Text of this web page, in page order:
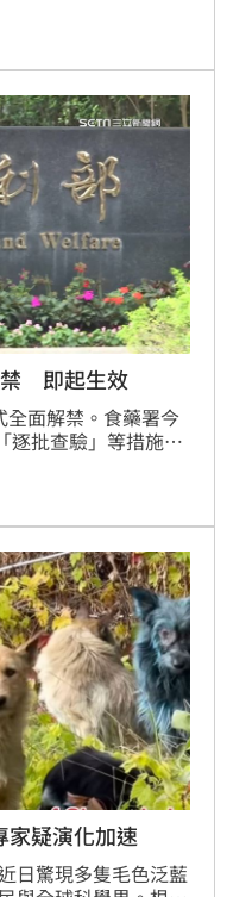
於邊境依《食品安
禁 即起生效
面解禁。食藥署今
逐批查驗」等措施，
品品項，由該國進
家疑演化加速
日驚現多隻毛色泛藍